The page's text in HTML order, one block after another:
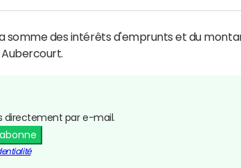
somme des intérêts d'emprunts et du
directement par e-mail.